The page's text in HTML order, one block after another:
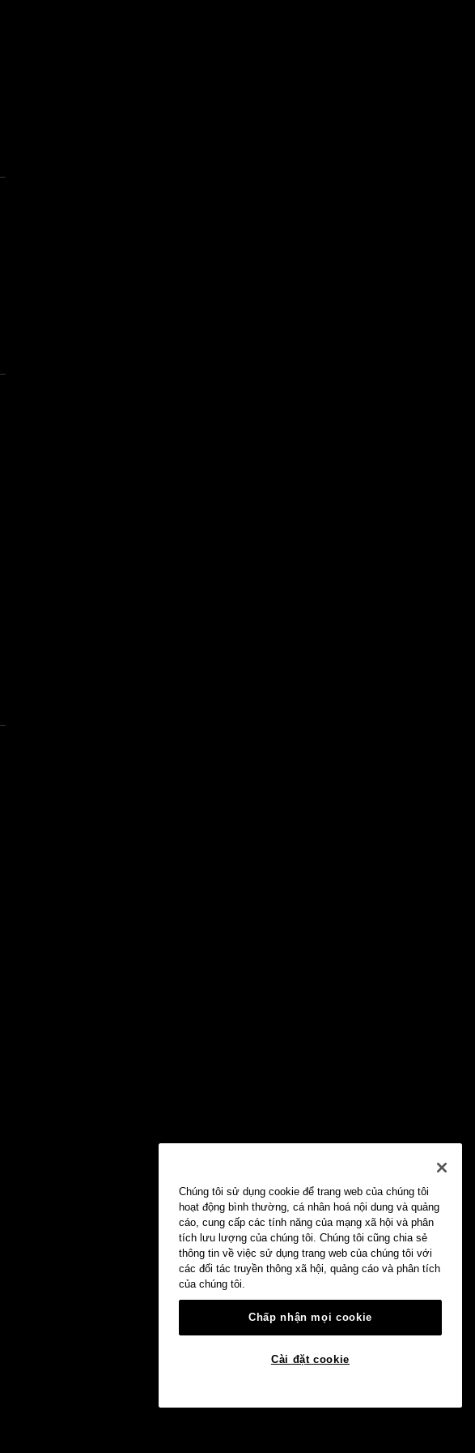
Chúng tôi sử dụng cookie để trang web của chúng tôi
hoạt động bình thường, cá nhân hoá nội dung và quảng
cáo, cung cấp các tính năng của mạng xã hội và phân
tích lưu lượng của chúng tôi. Chúng tôi cũng chia sẻ
thông tin về việc sử dụng trang web của chúng tôi với
các đối tác truyền thông xã hội, quảng cáo và phân tích
của chúng tôi.
Chấp nhận mọi cookie
Cài đặt cookie